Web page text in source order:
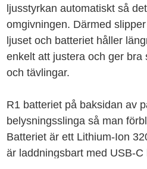
ljusstyrkan automatiskt så
omgivningen. Därmed
ljuset och batteriet håller
enkelt att justera och ger bra
och tävlingar.
R1 batteriet på baksidan av
belysningsslinga så man
Batteriet är ett Lithium-Ion
är laddningsbart med USB-C